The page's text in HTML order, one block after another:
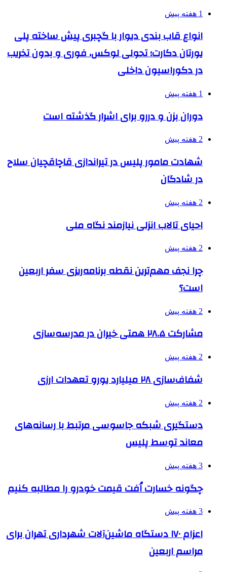
1 هفته پیش
انواع قاب بندی دیوار با گچبری پیش ساخته پلی
یورتان دکارت؛ تحولی لوکس، فوری و بدون تخریب
در دکوراسیون داخلی
1 هفته پیش
دوران بزن و دررو برای اشرار گذشته است
2 هفته پیش
شهادت مامور پلیس در تیراندازی قاچاقچیان سلاح
در شادگان
2 هفته پیش
احیای تالاب انزلی نیازمند نگاه ملی
2 هفته پیش
چرا نجف مهم‌ترین نقطه برنامه‌ریزی سفر اربعین
است؟
2 هفته پیش
مشارکت ۲۸.۵ همتی خیران در مدرسه‌سازی
2 هفته پیش
شفاف‌سازی ۲۸ میلیارد یورو تعهدات ارزی
2 هفته پیش
دستگیری شبکه جاسوسی مرتبط با رسانه‌های
معاند توسط پلیس
3 هفته پیش
چگونه خسارت اُفت قیمت خودرو را مطالبه کنیم
3 هفته پیش
اعزام ۱۷۰ دستگاه ماشین‌آلات شهرداری تهران برای
مراسم اربعین